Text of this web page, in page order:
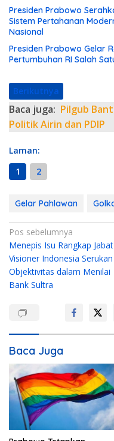
Presiden Prabowo
Sistem Pertahanan
Nasional
Presiden Prabowo Gelar
Pertumbuhan RI Salah
Berikutnya
Baca juga: Pilgub
Politik Airin dan PDIP
Laman:
1
2
Gelar Pahlawan
N
a
v
i
s
i
p
o
s
Pos sebelumnya
Menepis Isu Rangkap
Visioner Indonesia Serukan
Objektivitas dalam Menilai
Bank Sultra
Baca Juga